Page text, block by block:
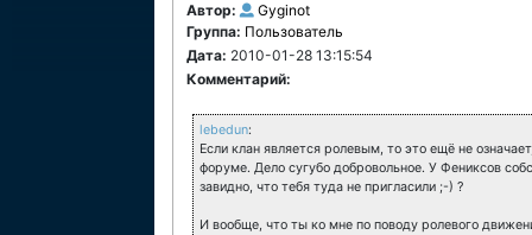
Автор:
Gyginot
Группа: Пользователь
Дата: 2010-01-28 13:15:54
Комментарий:
lebedun:
Если клан является ролевым, то это ещё не
форуме. Дело сугубо добровольное. У Фениксов
завидно, что тебя туда не пригласили ;-) ?
И вообще, что ты ко мне по поводу ролевого